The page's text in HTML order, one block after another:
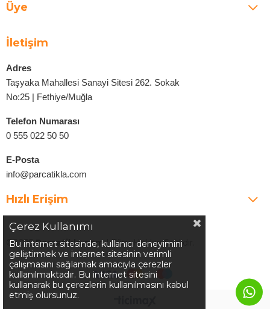
Üye
İletişim
Adres
Taşyaka Mahallesi Sanayi Sitesi 262. Sokak
No:25 | Fethiye/Muğla
Telefon Numarası
0 555 022 50 50
E-Posta
info@parcatikla.com
Hızlı Erişim
©2025Parcatikla.com| Tüm Hakları Saklıdır.
Çerez Kullanımı
Bu internet sitesinde, kullanıcı deneyimini
geliştirmek ve internet sitesinin verimli
çalışmasını sağlamak amacıyla çerezler
kullanılmaktadır. Bu internet sitesini
kullanarak bu çerezlerin kullanılmasını kabul
etmiş olursunuz.